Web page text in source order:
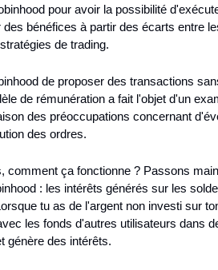
pour avoir la possibilité
bénéfices à partir des écarts entre
de trading.
de proposer des transactions
de rémunération a fait l'objet d'un
des préoccupations concernant
des ordres.
comment ça fonctionne ? Passons
: les intérêts générés sur les
tu as de l'argent non investi sur
les fonds d'autres utilisateurs dans
génère des intérêts.